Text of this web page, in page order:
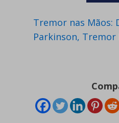
Tremor nas Mãos:
Parkinson, Tremor